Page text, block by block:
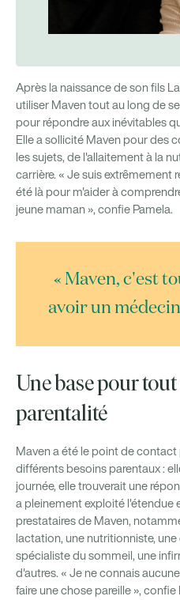
Après la naissance de son fils
utiliser Maven tout au long de
pour répondre aux inévitables
Elle a sollicité Maven pour des
les sujets, de l'allaitement à la
carrière. « Je suis extrêmement
été là pour m'aider à
jeune maman », confie Pamela.
« Maven, c'est
avoir un
Une base pour
parentalité
Maven a été le point de
différents besoins parentaux :
journée, elle trouverait une
a pleinement exploité l'étendue
prestataires de Maven,
lactation, une nutritionniste,
spécialiste du sommeil, une
d'autres. « Je ne connais
faire une chose pareille »,